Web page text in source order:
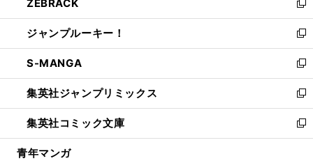
く
で
開
く
ド
ウ
で
開
く
ィ
ン
ド
ウ
で
開
く
い
ウ
ィ
ン
ド
ウ
で
開
く
ZEBRACK
新
し
い
ウ
ィ
ン
ド
ウ
で
開
ジャンプルーキー！
新
し
い
ウ
ィ
ン
ド
ウ
S-MANGA
新
し
い
ウ
ィ
ン
集英社ジャンプリミックス
新
し
い
ウ
集英社コミック文庫
新
し
青年マンガ